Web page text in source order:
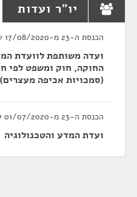
יו"ר ועדות
הכנסת ה-23 מ-17/08/2020 עד 05/01/2021
ועדה משותפת לוועדת
החוקה, חוק ומשפט לפי
(סמכויות אכיפה מעצרים)
הכנסת ה-23 מ-01/07/2020 עד 05/01/2021
ועדת המדע והטכנולוגיה